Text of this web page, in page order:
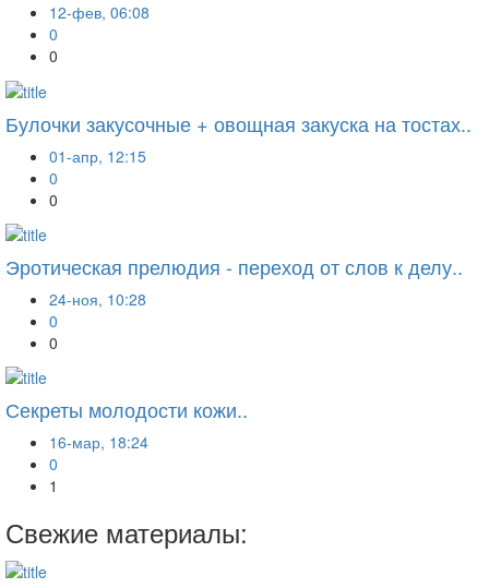
12-фев, 06:08
0
0
Булочки закусочные + овощная закуска на тостах..
01-апр, 12:15
0
0
Эротическая прелюдия - переход от слов к делу..
24-ноя, 10:28
0
0
Секреты молодости кожи..
16-мар, 18:24
0
1
Свежие материалы: